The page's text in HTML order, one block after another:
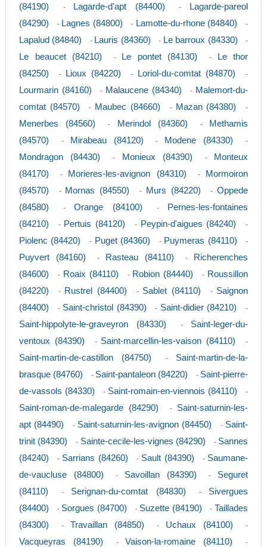
(84190)
- Lagarde-d'apt (84400) -
Lagarde-pareol
(84290)
- Lagnes (84800) - Lamotte-du-rhone (84840) -
Lapalud (84840) - Lauris (84360) - Le barroux (84330) -
Le beaucet (84210) - Le pontet (84130) -
Le thor
(84250)
- Lioux (84220) - Loriol-du-comtat (84870) -
Lourmarin (84160) - Malaucene (84340) - Malemort-du-
comtat (84570)
- Maubec (84660) - Mazan (84380) -
Menerbes (84560) - Merindol (84360) -
Methamis
(84570)
- Mirabeau (84120) - Modene (84330) -
Mondragon (84430) - Monieux (84390) -
Monteux
(84170)
- Morieres-les-avignon (84310) -
Mormoiron
(84570)
- Mornas (84550) - Murs (84220) -Oppede
(84580)
-Orange (84100) -
Pernes-les-fontaines
(84210)
- Pertuis (84120) - Peypin-d'aigues (84240) -
Piolenc (84420) - Puget (84360) - Puymeras (84110) -
Puyvert (84160) - Rasteau (84110) -
Richerenches
(84600)
- Roaix (84110) - Robion (84440) - Roussillon
(84220)
- Rustrel (84400) - Sablet (84110) - Saignon
(84400)
- Saint-christol (84390) - Saint-didier (84210) -
Saint-hippolyte-le-graveyron (84330) - Saint-leger-du-
ventoux (84390)
- Saint-marcellin-les-vaison (84110) -
Saint-martin-de-castillon (84750) - Saint-martin-de-la-
brasque (84760)
- Saint-pantaleon (84220) - Saint-pierre-
de-vassols (84330)
- Saint-romain-en-viennois (84110) -
Saint-roman-de-malegarde (84290) - Saint-saturnin-les-
apt (84490)
- Saint-saturnin-les-avignon (84450) - Saint-
trinit (84390)
- Sainte-cecile-les-vignes (84290) - Sannes
(84240)
- Sarrians (84260) - Sault (84390) - Saumane-
de-vaucluse (84800)
- Savoillan (84390) - Seguret
(84110)
- Serignan-du-comtat (84830) - Sivergues
(84400)
- Sorgues (84700) - Suzette (84190) - Taillades
(84300)
- Travaillan (84850) - Uchaux (84100) -
Vacqueyras (84190) - Vaison-la-romaine (84110) -